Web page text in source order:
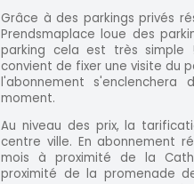
Grâce à des parkings privés
Prendsmaplace loue des
parking cela est très simple
convient de fixer une visite du
l'abonnement
moment.
Au niveau des prix, la
centre ville. En abonnement
mois à proximité de la
proximité de la promenade